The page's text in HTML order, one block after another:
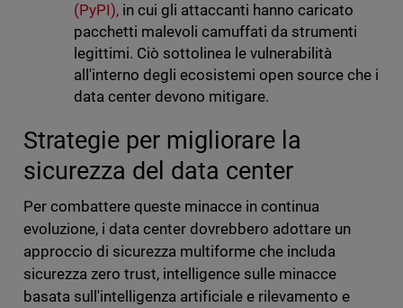
(PyPI),in cui gli attaccanti hanno caricato
pacchetti malevoli camuffati da strumenti
legittimi. Ciò sottolinea le vulnerabilità
all'interno degli ecosistemi open source che i
data center devono mitigare.
Strategie per migliorare la
sicurezza del data center
Per combattere queste minacce in continua
evoluzione, i data center dovrebbero adottare un
approccio di sicurezza multiforme che includa
sicurezza zero trust, intelligence sulle minacce
basata sull'intelligenza artificiale e rilevamento e